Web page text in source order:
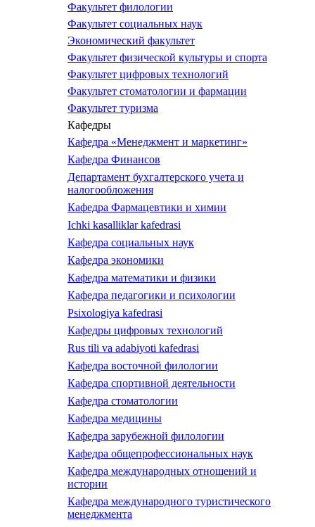
Факультет филологии
Факультет социальных наук
Экономический факультет
Факультет физической культуры и спорта
Факультет цифровых технологий
Факультет стоматологии и фармации
Факультет туризма
Кафедры
Кафедра «Менеджмент и маркетинг»
Кафедра Финансов
Департамент бухгалтерского учета и
налогообложения
Кафедра Фармацевтики и химии
Ichki kasalliklar kafedrasi
Кафедра социальных наук
Кафедра экономики
Кафедра математики и физики
Кафедра педагогики и психологии
Psixologiya kafedrasi
Кафедры цифровых технологий
Rus tili va adabiyoti kafedrasi
Кафедра восточной филологии
Кафедра спортивной деятельности
Кафедра стоматологии
Кафедра медицины
Кафедра зарубежной филологии
Кафедра общепрофессиональных наук
Кафедра международных отношений и
истории
Кафедра международного туристического
менеджмента